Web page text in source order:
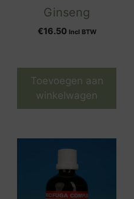
Ginseng
€16.50 Incl BTW
Toevoegen aan
winkelwagen